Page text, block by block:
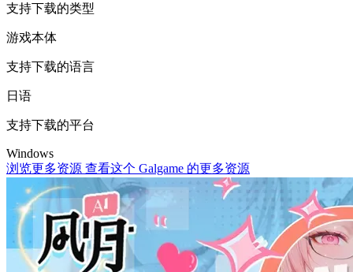
支持下载的类型
游戏本体
支持下载的语言
日语
支持下载的平台
Windows
浏览更多资源 查看这个 Galgame 的更多资源